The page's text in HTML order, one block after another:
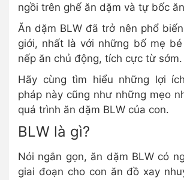
ngồi trên ghế ăn dặm và tự bốc
Ăn dặm BLW đã trở nên phổ
giới, nhất là với những bố mẹ
nếp ăn chủ động, tích cực từ sớm.
Hãy cùng tìm hiểu những lợi
pháp này cũng như những mẹo
quá trình ăn dặm BLW của con.
BLW là gì?
Nói ngắn gọn, ăn dặm BLW có
giai đoạn cho con ăn đồ xay